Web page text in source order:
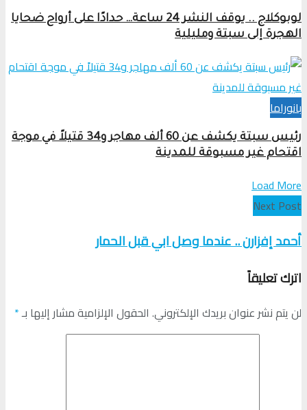
لوبوكلاج .. يوقف النشر 24 ساعة… حدادًا على أرواح ضحايا
الهجرة إلى سبتة ومليلية
بانوراما
رئيس سبتة يكشف عن 60 ألف مهاجر و34 قتيلاً في موجة
اقتحام غير مسبوقة للمدينة
Load More
Next Post
أحمد إفزارن .. عندما وصل ابي قبل الحمار
اترك تعليقاً
لن يتم نشر عنوان بريدك الإلكتروني. الحقول الإلزامية مشار إليها بـ*